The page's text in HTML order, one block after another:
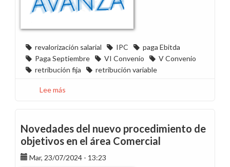
revalorización salarial IPC
paga Ebitda
Paga Septiembre
VI Convenio
V Convenio
retribución fija
retribución variable
Lee más
perdemos
poder
adquisitivo
Novedades del nuevo procedimiento de
objetivos en el área Comercial
Mar, 23/07/2024 - 13:23